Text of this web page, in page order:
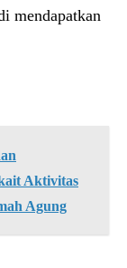
mendapatkan
Aktivitas
Agung